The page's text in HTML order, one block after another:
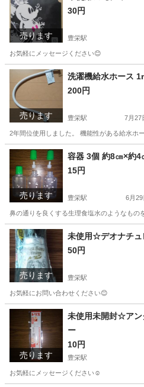
売ります
30円
豊栄駅
お気軽にメッセージください😊
新潟 新潟市 豊栄駅 その他
売ります
洗濯機給水ホース
200円
豊栄駅 7月27
2年間位使用しました。 機能性がある給水ホ
新潟 新潟市 豊栄駅 生活家電
売ります
容器 3個 約8㎝×約4
15円
豊栄駅 6月29
鼻の通りを良くする生理食塩水のようなも
新潟 新潟市 豊栄駅 その他
売ります
50円
豊栄駅
お気軽にお問い合わせください😊
新潟 新潟市 豊栄駅 ボディケア
売ります
未使用未開封☆アンクルトリス
ー
10円
豊栄駅
お気軽にメッセージください☺️